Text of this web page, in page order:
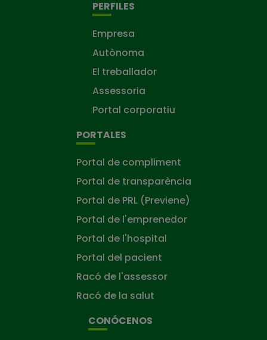
PERFILES
Empresa
Autònoma
El treballador
Assessoria
Portal corporatiu
PORTALES
Portal de compliment
Portal de transparència
Portal de PRL (Previene)
Portal de l'emprenedor
Portal de l'hospital
Portal del pacient
Racó de l'assessor
Racó de la salut
CONÓCENOS